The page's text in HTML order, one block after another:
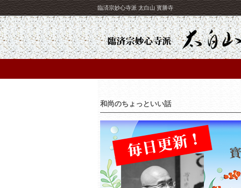
臨済宗妙心寺派 太白山 寳勝寺
和尚のちょっといい話